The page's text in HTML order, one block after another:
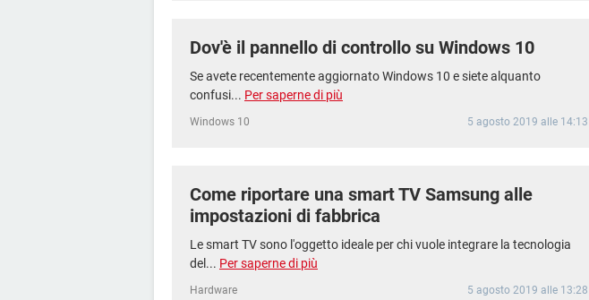
Dov'è il pannello di controllo su Windows 10
Se avete recentemente aggiornato Windows 10 e siete alquanto
confusi... Per saperne di più
Windows 10 5 agosto 2019 alle 14:13
Come riportare una smart TV Samsung alle
impostazioni di fabbrica
Le smart TV sono l'oggetto ideale per chi vuole integrare la tecnologia
del... Per saperne di più
Hardware 5 agosto 2019 alle 13:28